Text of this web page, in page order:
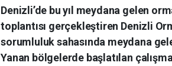
Denizli’de bu yıl meydana gelen
toplantısı gerçekleştiren Denizli
sorumluluk sahasında meydana
Yanan bölgelerde başlatılan